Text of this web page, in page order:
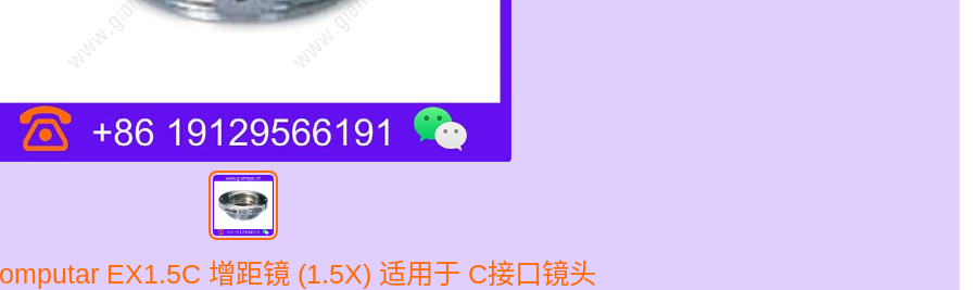
EX1.5C 增距镜 (1.5X) 适用于 C接口镜头